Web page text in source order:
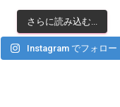
さらに読み込む...
Instagram でフォロー